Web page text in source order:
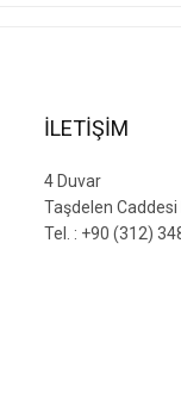
İLETİŞİM
4 Duvar
Taşdelen Caddesi
Tel. : +90 (312)